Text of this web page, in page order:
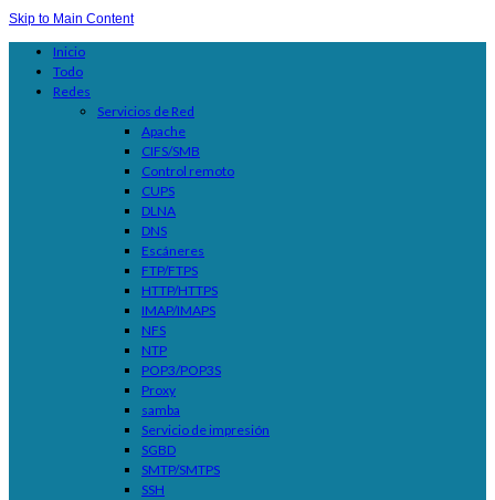
Skip to Main Content
Inicio
Todo
Redes
Servicios de Red
Apache
CIFS/SMB
Control remoto
CUPS
DLNA
DNS
Escáneres
FTP/FTPS
HTTP/HTTPS
IMAP/IMAPS
NFS
NTP
POP3/POP3S
Proxy
samba
Servicio de impresión
SGBD
SMTP/SMTPS
SSH